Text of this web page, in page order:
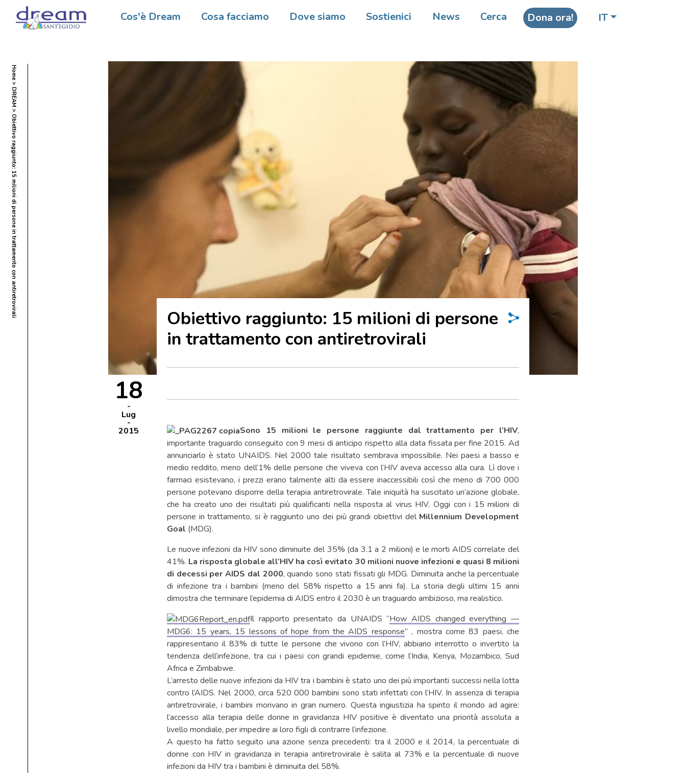
Cos'è Dream Cosa facciamo Dove siamo Sostienici News Cerca Dona ora! IT
Home
DREAM
Obiettivo raggiunto: 15 milioni di persone in trattamento con antiretrovirali
18
Lug
2015
Obiettivo raggiunto: 15 milioni di persone
in trattamento con antiretrovirali
Sono 15 milioni le persone raggiunte dal trattamento per l’HIV,
importante traguardo conseguito con 9 mesi di anticipo rispetto alla data fissata per fine 2015. Ad
annunciarlo è stato UNAIDS. Nel 2000 tale risultato sembrava impossibile. Nei paesi a basso e
medio reddito, meno dell’1% delle persone che viveva con l’HIV aveva accesso alla cura. Lì dove i
farmaci esistevano, i prezzi erano talmente alti da essere inaccessibili così che meno di 700 000
persone potevano disporre della terapia antiretrovirale. Tale iniquità ha suscitato un’azione globale,
che ha creato uno dei risultati più qualificanti nella risposta al virus HIV. Oggi con i 15 milioni di
persone in trattamento, si è raggiunto uno dei più grandi obiettivi del Millennium Development
Goal (MDG).
Le nuove infezioni da HIV sono diminuite del 35% (da 3.1 a 2 milioni) e le morti AIDS correlate del
41%. La risposta globale all’HIV ha così evitato 30 milioni nuove infezioni e quasi 8 milioni
di decessi per AIDS dal 2000, quando sono stati fissati gli MDG. Diminuita anche la percentuale
di infezione tra i bambini (meno del 58% rispetto a 15 anni fa). La storia degli ultimi 15 anni
dimostra che terminare l’epidemia di AIDS entro il 2030 è un traguardo ambizioso, ma realistico.
Il rapporto presentato da UNAIDS “How AIDS changed everything —
MDG6: 15 years, 15 lessons of hope from the AIDS response” , mostra come 83 paesi, che
rappresentano il 83% di tutte le persone che vivono con l’HIV, abbiano interrotto o invertito la
tendenza dell’infezione, tra cui i paesi con grandi epidemie, come l’India, Kenya, Mozambico, Sud
Africa e Zimbabwe.
L’arresto delle nuove infezioni da HIV tra i bambini è stato uno dei più importanti successi nella lotta
contro l’AIDS. Nel 2000, circa 520 000 bambini sono stati infettati con l’HIV. In assenza di terapia
antiretrovirale, i bambini morivano in gran numero. Questa ingiustizia ha spinto il mondo ad agire:
l’accesso alla terapia delle donne in gravidanza HIV positive è diventato una priorità assoluta a
livello mondiale, per impedire ai loro figli di contrarre l’infezione.
A questo ha fatto seguito una azione senza precedenti: tra il 2000 e il 2014, la percentuale di
donne con HIV in gravidanza in terapia antiretrovirale è salita al 73% e la percentuale di nuove
infezioni da HIV tra i bambini è diminuita del 58%.